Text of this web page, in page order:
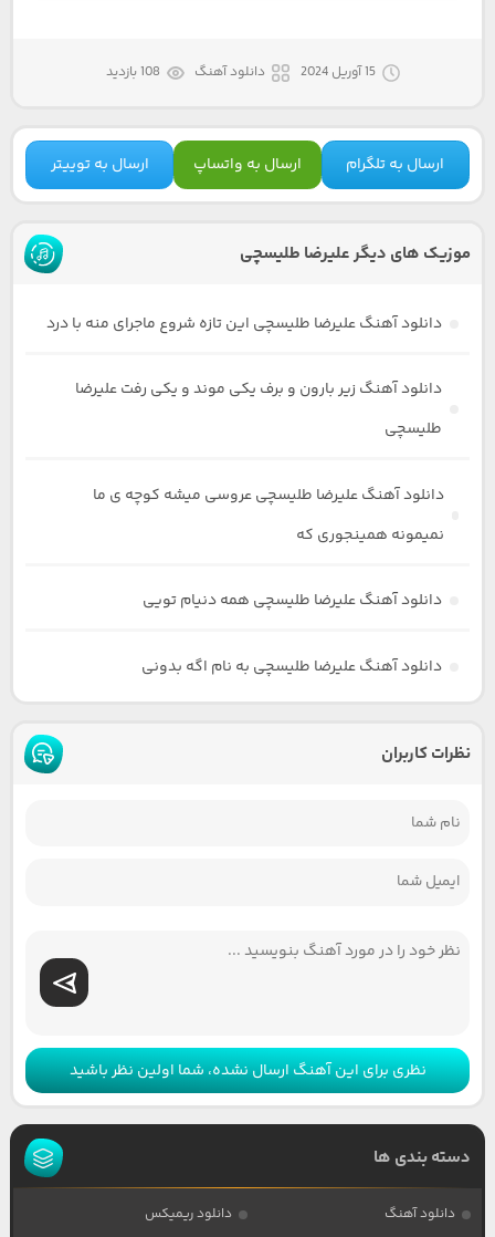
15 آوریل 2024 دانلود آهنگ 108 بازدید
ارسال به تلگرام ارسال به واتساپ ارسال به توییتر
موزیک های دیگر علیرضا طلیسچی
دانلود آهنگ علیرضا طلیسچی این تازه شروع ماجرای منه با درد
دانلود آهنگ زیر بارون و برف یکی موند و یکی رفت علیرضا
طلیسچی
دانلود آهنگ علیرضا طلیسچی عروسی میشه کوچه ی ما
نمیمونه همینجوری که
دانلود آهنگ علیرضا طلیسچی همه دنیام تویی
دانلود آهنگ علیرضا طلیسچی به نام اگه بدونی
نظرات کاربران
نظری برای این آهنگ ارسال نشده، شما اولین نظر باشید
دسته بندی ها
دانلود آهنگ
دانلود ریمیکس